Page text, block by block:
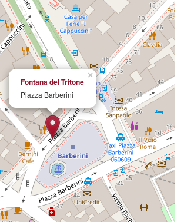
×
Fontana del Tritone
Piazza Barberini